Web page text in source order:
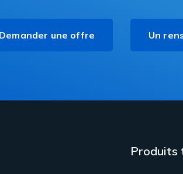
Demander une offre Un
Produits